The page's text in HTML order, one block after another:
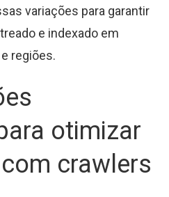
variações para garantir
e indexado em
regiões.
otimizar
crawlers